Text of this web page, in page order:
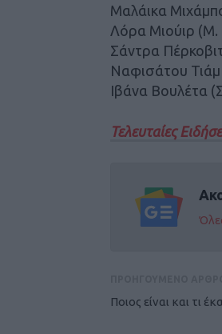
Μαλάικα
Λόρα Μιούιρ (Μ.
Σάντρα
Ναφισάτου
Ιβάνα Βουλέτα
Τελευταίες
Ποιος είναι και τι